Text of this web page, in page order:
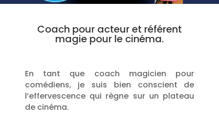
Coach pour acteur et référent
magie pour le cinéma.
En tant que coach magicien pour
comédiens, je suis bien conscient de
l’effervescence qui règne sur un plateau
de cinéma.